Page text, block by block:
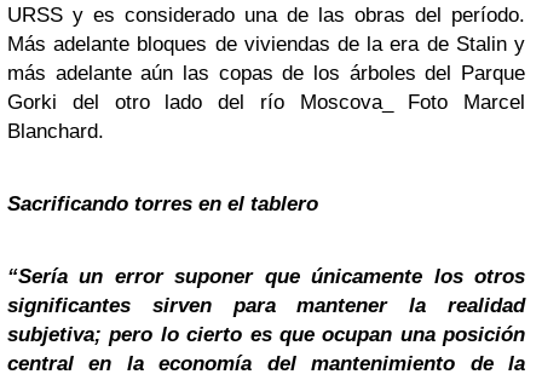
URSS y es considerado una de las obras del período.
Más adelante bloques de viviendas de la era de Stalin y
más adelante aún las copas de los árboles del Parque
Gorki del otro lado del río Moscova_ Foto Marcel
Blanchard.
Sacrificando torres en el tablero
“Sería un error suponer que únicamente los otros
significantes sirven para mantener la realidad
subjetiva; pero lo cierto es que ocupan una posición
central en la economía del mantenimiento de la